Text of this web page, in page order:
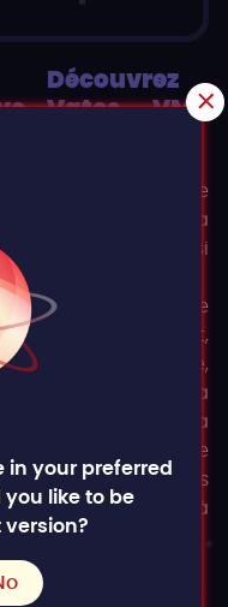
la
et
le
Découvrez
Vates VMS
Migrer de
VMware n'a
jamais été aussi
Découvrez notre
guide complet,
étape par étape,
et découvrez la
simplicité de la
migration de
VMware vers
XCP-ng grâce à
notre outil V2V.
in your preferred
like to be